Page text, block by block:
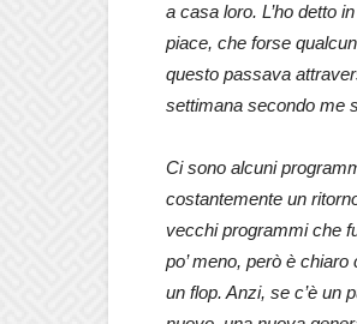
a casa loro. L’ho detto
piace, che forse
questo passava
settimana secondo me
Ci sono alcuni
costantemente un
vecchi programmi che
po’ meno, però è
un flop. Anzi, se c’è un